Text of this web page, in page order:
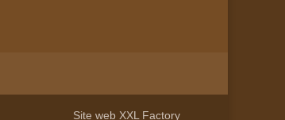
Site web XXL Factory